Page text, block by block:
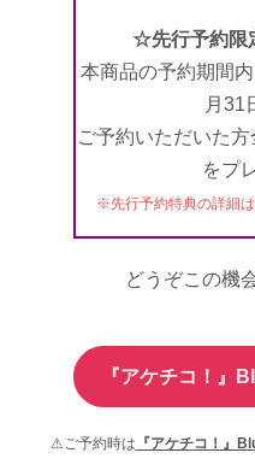
☆先行予約限
本商品の予約期間
月31
ご予約いただいた
をプ
※先行予約特典の詳細は
どうぞこの機
『アケチコ！』
⚠ご予約時は 『アケチコ！』